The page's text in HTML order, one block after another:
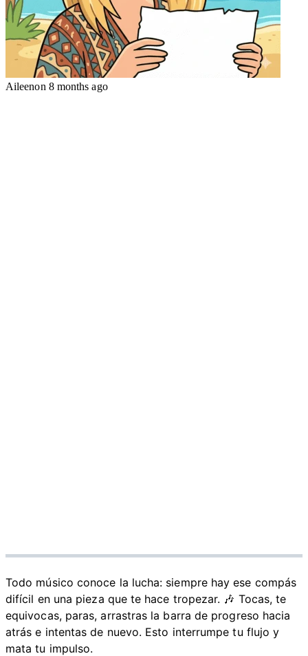
Aileenon 8 months ago
Todo músico conoce la lucha: siempre hay ese compás
difícil en una pieza que te hace tropezar. 🎶 Tocas, te
equivocas, paras, arrastras la barra de progreso hacia
atrás e intentas de nuevo. Esto interrumpe tu flujo y
mata tu impulso.